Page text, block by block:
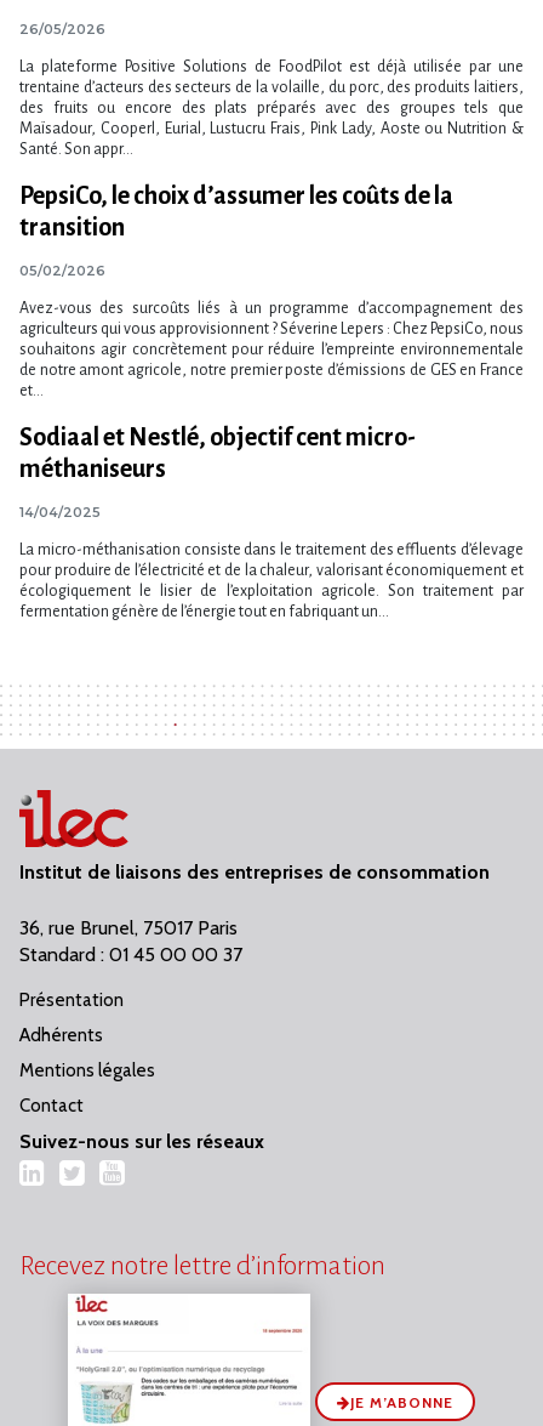
26/05/2026
La plateforme Positive Solutions de FoodPilot est déjà utilisée par une
trentaine d’acteurs des secteurs de la volaille, du porc, des produits laitiers,
des fruits ou encore des plats préparés avec des groupes tels que
Maïsadour, Cooperl, Eurial, Lustucru Frais, Pink Lady, Aoste ou Nutrition &
Santé. Son appr...
PepsiCo, le choix d’assumer les coûts de la
transition
05/02/2026
Avez-vous des surcoûts liés à un programme d’accompagnement des
agriculteurs qui vous approvisionnent ? Séverine Lepers : Chez PepsiCo, nous
souhaitons agir concrètement pour réduire l’empreinte environnementale
de notre amont agricole, notre premier poste d’émissions de GES en France
et...
Sodiaal et Nestlé, objectif cent micro-
méthaniseurs
14/04/2025
La micro-méthanisation consiste dans le traitement des effluents d’élevage
pour produire de l’électricité et de la chaleur, valorisant économiquement et
écologiquement le lisier de l’exploitation agricole. Son traitement par
fermentation génère de l’énergie tout en fabriquant un...
Institut de liaisons des entreprises de consommation
36, rue Brunel, 75017 Paris
Standard : 01 45 00 00 37
Présentation
Adhérents
Mentions légales
Contact
Suivez-nous sur les réseaux
LinkedIn
TwitterYouTube
Recevez notre lettre d’information
JE M’ABONNE